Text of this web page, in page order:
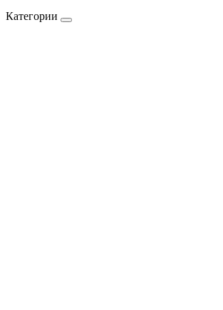
Категории